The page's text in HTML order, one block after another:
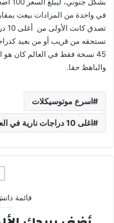
تستحقه من قريب أو من بعيد
45 نسخة فقط في العالم كان هو
والباهظ حقا.
اسرع موتوسيكلات
اغلى 10 دراجات نارية في العالم
قائمة